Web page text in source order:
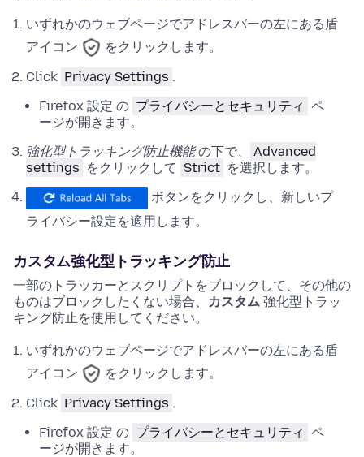
いずれかのウェブページでアドレスバーの左にある盾
アイコン
をクリックします。
Click Privacy Settings .
Firefox 設定 の プライバシーとセキュリティ ペ
ージが開きます。
強化型トラッキング防止機能の下で、
Advanced
settings をクリックして Strict を選択します。
ボタンをクリックし、新しいプ
ライバシー設定を適用します。
カスタム強化型トラッキング防止
一部のトラッカーとスクリプトをブロックして、その他の
ものはブロックしたくない場合、
カスタム 強化型トラッ
キング防止を使用してください。
いずれかのウェブページでアドレスバーの左にある盾
アイコン
をクリックします。
Click Privacy Settings .
Firefox 設定 の プライバシーとセキュリティ ペ
ージが開きます。